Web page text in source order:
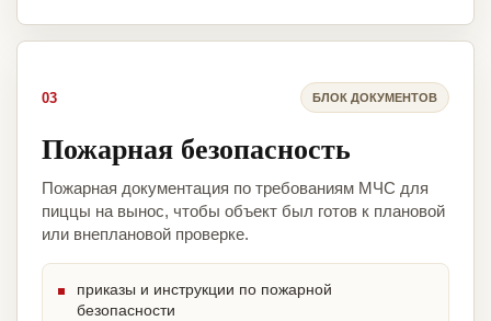
03 БЛОК ДОКУМЕНТОВ
Пожарная безопасность
Пожарная документация по требованиям МЧС для
пиццы на вынос, чтобы объект был готов к плановой
или внеплановой проверке.
приказы и инструкции по пожарной
безопасности